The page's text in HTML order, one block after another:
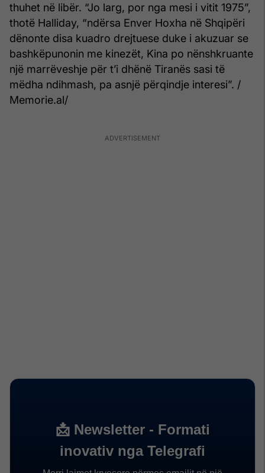
thuhet në libër. “Jo larg, por nga mesi i vitit 1975”,
thotë Halliday, “ndërsa Enver Hoxha në Shqipëri
dënonte disa kuadro drejtuese duke i akuzuar se
bashkëpunonin me kinezët, Kina po nënshkruante
një marrëveshje për t’i dhënë Tiranës sasi të
mëdha ndihmash, pa asnjë përqindje interesi”. /
Memorie.al/